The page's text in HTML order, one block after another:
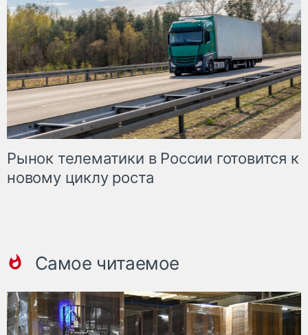
Рынок телематики в России готовится к
новому циклу роста
Самое читаемое